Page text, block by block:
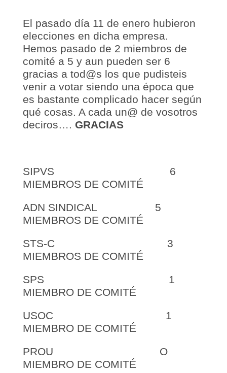
El pasado día 11 de enero hubieron
elecciones en dicha empresa.
Hemos pasado de 2 miembros de
comité a 5 y aun pueden ser 6
gracias a tod@s los que pudisteis
venir a votar siendo una época que
es bastante complicado hacer según
qué cosas. A cada un@ de vosotros
deciros…. GRACIAS
SIPVS 6
MIEMBROS DE COMITÉ
ADN SINDICAL 5
MIEMBROS DE COMITÉ
STS-C 3
MIEMBROS DE COMITÉ
SPS 1
MIEMBRO DE COMITÉ
USOC 1
MIEMBRO DE COMITÉ
PROU O
MIEMBRO DE COMITÉ